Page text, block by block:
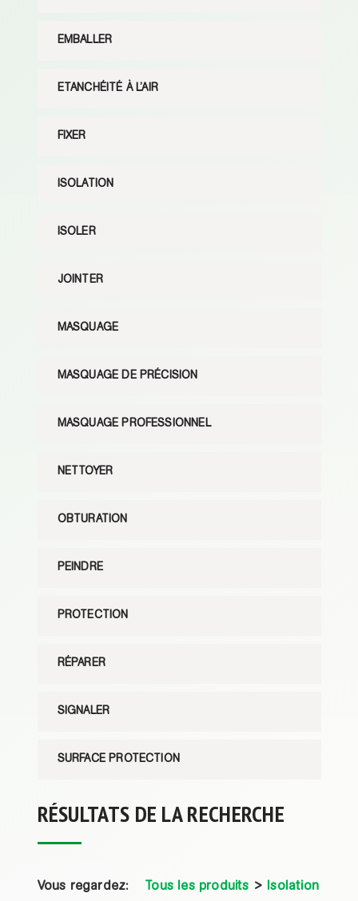
EMBALLER
ETANCHÉITÉ À L’AIR
FIXER
ISOLATION
ISOLER
JOINTER
MASQUAGE
MASQUAGE DE PRÉCISION
MASQUAGE PROFESSIONNEL
NETTOYER
OBTURATION
PEINDRE
PROTECTION
RÉPARER
SIGNALER
SURFACE PROTECTION
RÉSULTATS DE LA RECHERCHE
Vous regardez: Tous les produits > Isolation